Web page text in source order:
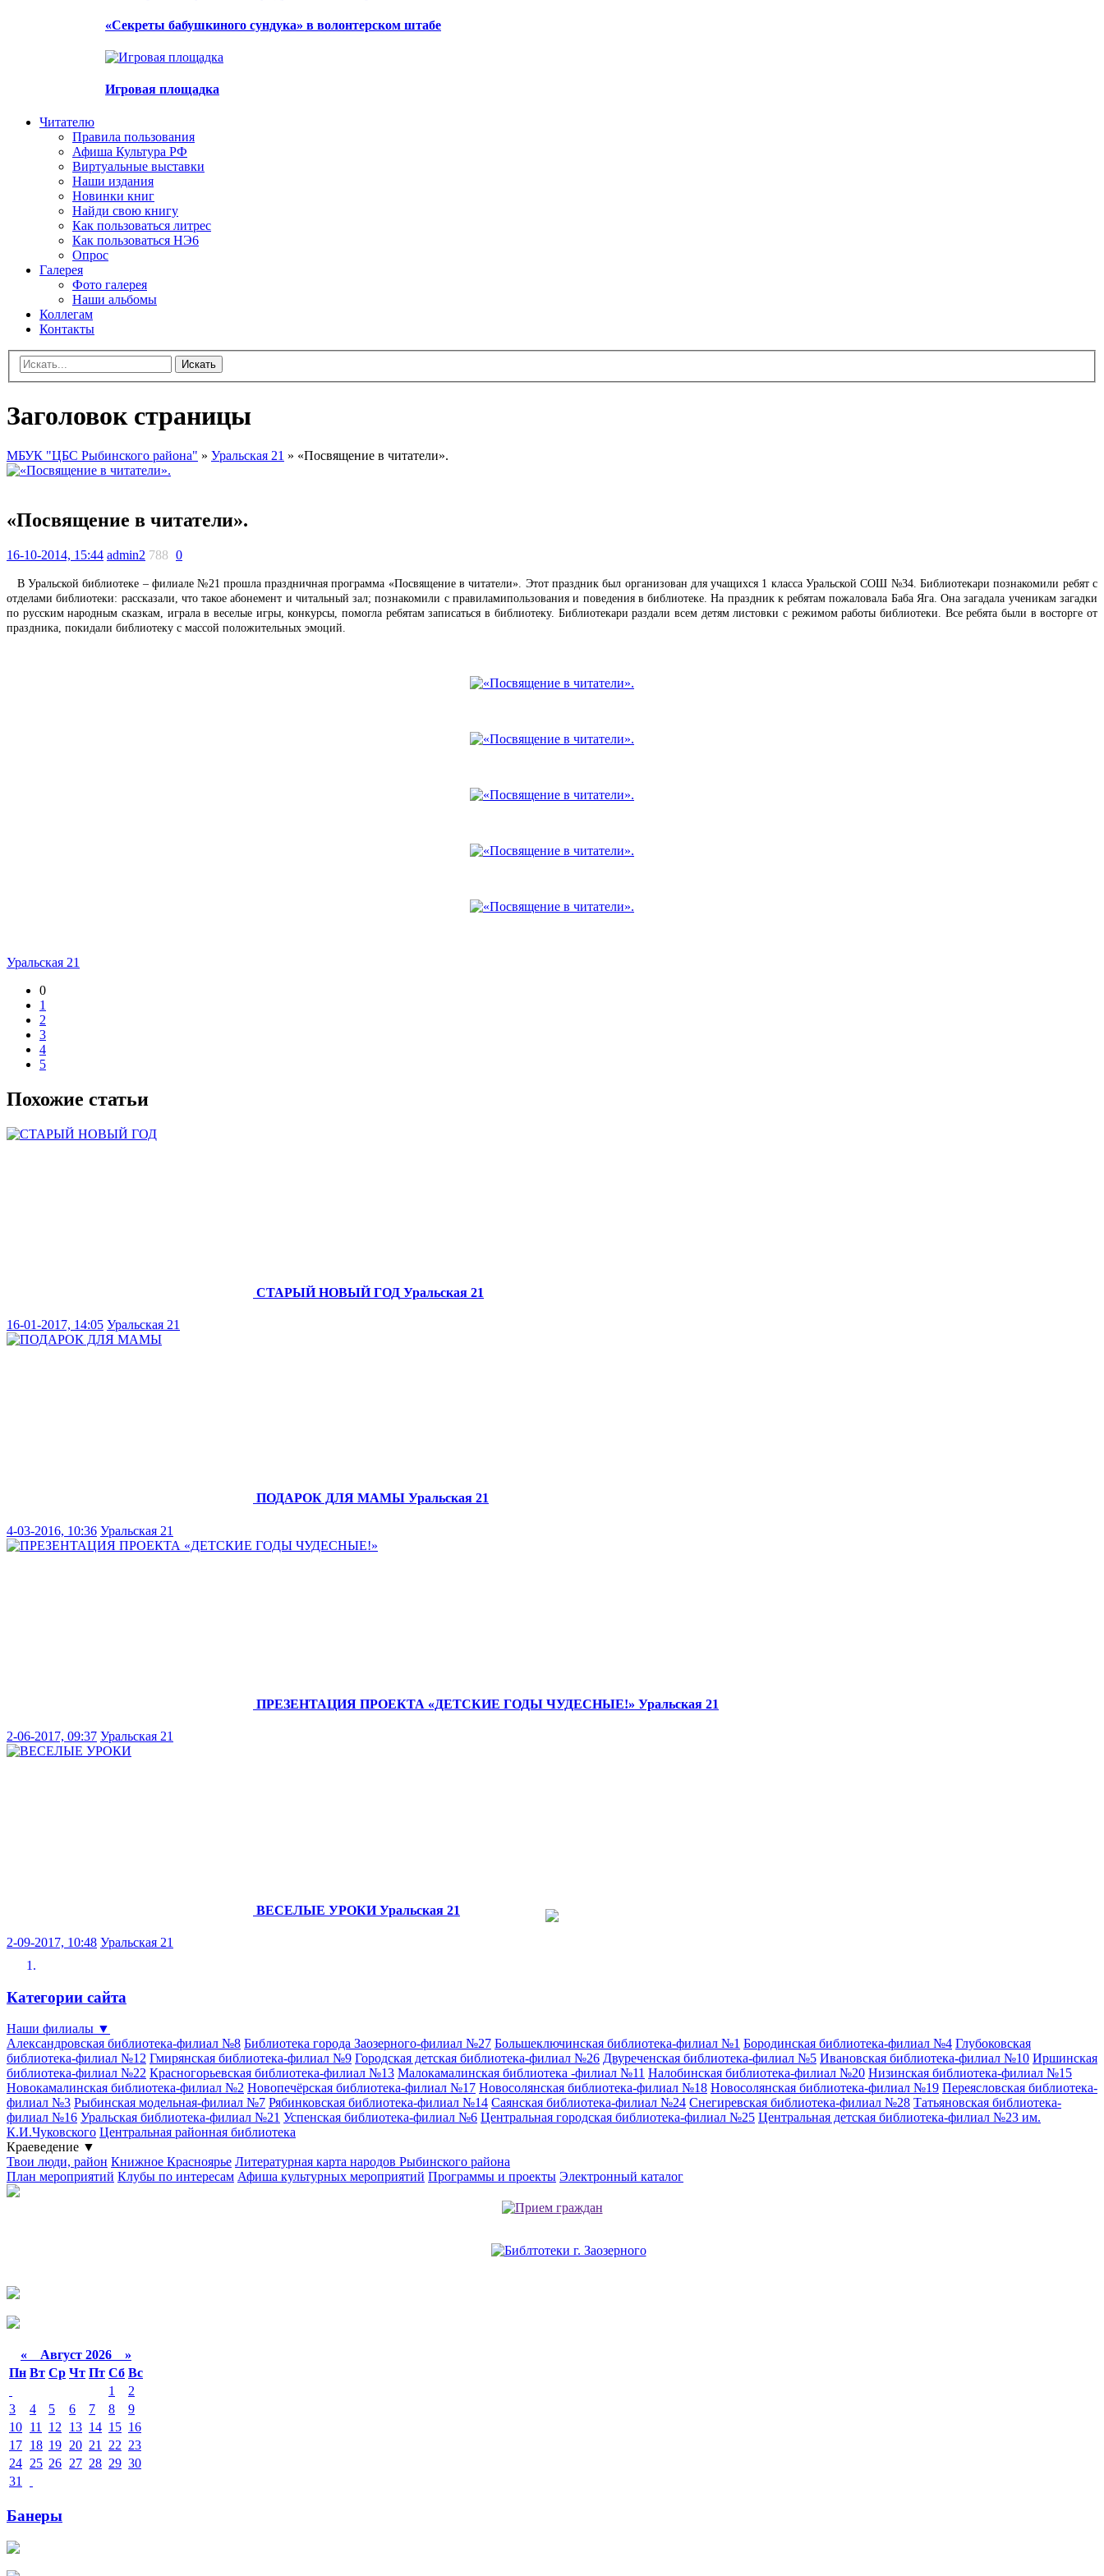
«Секреты бабушкиного сундука» в волонтерском штабе
Игровая площадка
Читателю
Правила пользования
Афиша Культура РФ
Виртуальные выставки
Наши издания
Новинки книг
Найди свою книгу
Как пользоваться литрес
Как пользоваться НЭ6
Опрос
Галерея
Фото галерея
Наши альбомы
Коллегам
Контакты
Искать
Заголовок страницы
МБУК "ЦБС Рыбинского района" » Уральская 21 » «Посвящение в читатели».
«Посвящение в читатели».
16-10-2014, 15:44 admin2 788 0
В Уральской библиотеке – филиале №21 прошла праздничная программа «Посвящение в читатели». Этот праздник был организован для учащихся 1 класса Уральской СОШ №34. Библиотекари познакомили ребят с
отделами библиотеки: рассказали, что такое абонемент и читальный зал; познакомили с правиламипользования и поведения в библиотеке. На праздник к ребятам пожаловала Баба Яга. Она загадала ученикам загадки
по русским народным сказкам, играла в веселые игры, конкурсы, помогла ребятам записаться в библиотеку. Библиотекари раздали всем детямлистовки с режимом работы библиотеки. Все ребята были в восторге от
праздника, покидали библиотеку с массой положительных эмоций.
Уральская 21
0
1
2
3
4
5
Похожие статьи
СТАРЫЙ НОВЫЙ ГОД Уральская 21
16-01-2017, 14:05 Уральская 21
ПОДАРОК ДЛЯ МАМЫ Уральская 21
4-03-2016, 10:36 Уральская 21
ПРЕЗЕНТАЦИЯ ПРОЕКТА «ДЕТСКИЕ ГОДЫ ЧУДЕСНЫЕ!» Уральская 21
2-06-2017, 09:37 Уральская 21
ВЕСЕЛЫЕ УРОКИ Уральская 21
2-09-2017, 10:48 Уральская 21
Категории сайта
Наши филиалы ▼
Александровская библиотека-филиал №8 Библиотека города Заозерного-филиал №27 Большеключинская библиотека-филиал №1 Бородинская библиотека-филиал №4 Глубоковская
библиотека-филиал №12 Гмирянская библиотека-филиал №9 Городская детская библиотека-филиал №26 Двуреченская библиотека-филиал №5 Ивановская библиотека-филиал №10 Иршинская
библиотека-филиал №22 Красногорьевская библиотека-филиал №13 Малокамалинская библиотека -филиал №11 Налобинская библиотека-филиал №20 Низинская библиотека-филиал №15
Новокамалинская библиотека-филиал №2 Новопечёрская библиотека-филиал №17 Новосолянская библиотека-филиал №18 Новосолянская библиотека-филиал №19 Переясловская библиотека-
филиал №3 Рыбинская модельная-филиал №7 Рябинковская библиотека-филиал №14 Саянская библиотека-филиал №24 Снегиревская библиотека-филиал №28 Татьяновская библиотека-
филиал №16 Уральская библиотека-филиал №21 Успенская библиотека-филиал №6 Центральная городская библиотека-филиал №25 Центральная детская библиотека-филиал №23 им.
К.И.Чуковского Центральная районная библиотека
Краеведение ▼
Твои люди, район Книжное Красноярье Литературная карта народов Рыбинского района
План мероприятий Клубы по интересам Афиша культурных мероприятий Программы и проекты Электронный каталог
« Август 2026 »
Пн Вт Ср Чт Пт Сб Вс
1
2
3
4 5 6 7 8
9
10 11 12 13 14 15 16
17 18 19 20 21 22 23
24 25 26 27 28 29 30
31
Банеры